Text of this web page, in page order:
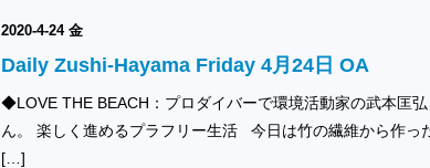
2020-4-24 金
Daily Zushi-Hayama Friday 4月24日 OA
◆LOVE THE BEACH：プロダイバーで環境活動家の武本匡弘
ん。 楽しく進めるプラフリー生活 今日は竹の繊維から作っ
[…]